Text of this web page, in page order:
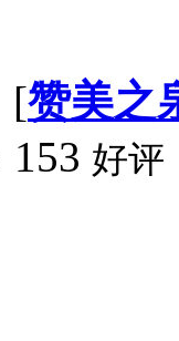
[赞美之
153 好评